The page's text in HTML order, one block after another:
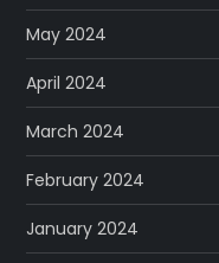
May 2024
April 2024
March 2024
February 2024
January 2024